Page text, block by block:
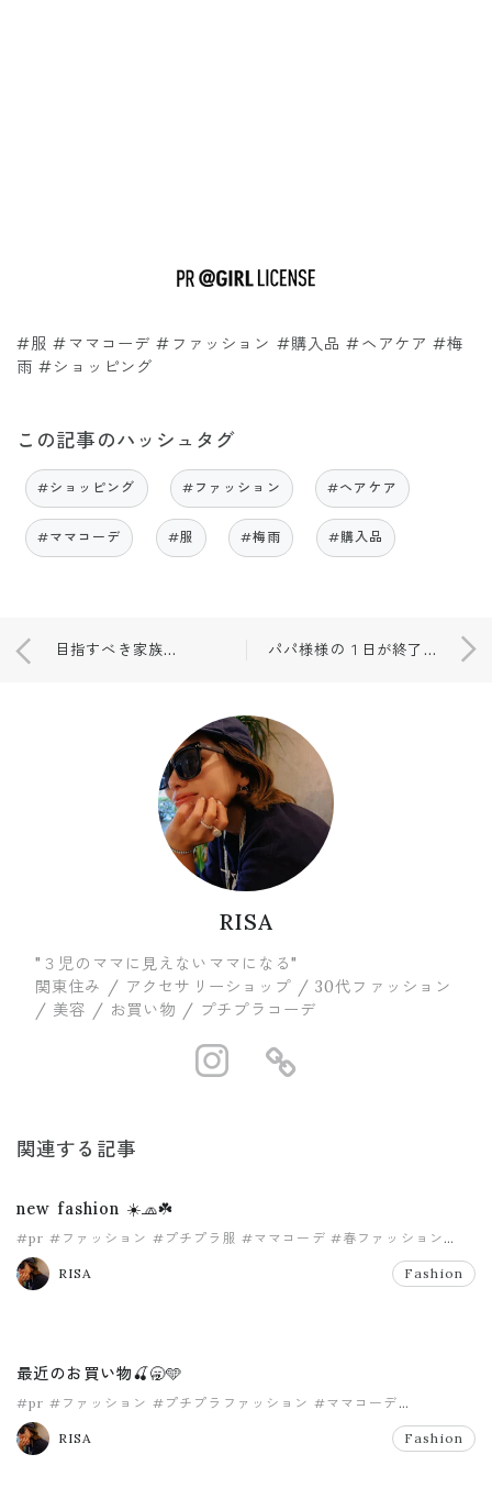
#服 #ママコーデ #ファッション #購入品 #ヘアケア #梅
雨 #ショッピング
この記事のハッシュタグ
#ショッピング #ファッション #ヘアケア
#ママコーデ #服 #梅雨 #購入品
目指すべき家族像☀️🍭 パパ様様の１日が終了👨🏻🫰🏼💗
RISA
"３児のママに見えないママになる"
関東住み / アクセサリーショップ / 30代ファッション
/ 美容 / お買い物 / プチプラコーデ
https://
関連する記事
new fashion ☀️🧢☘️
#pr #ファッション #プチプラ服 #ママコーデ #春ファッション
#購入品
RISA
Fashion
最近のお買い物🍒🥱🩵
#pr #ファッション #プチプラファッション #ママコーデ
#ママファッション
RISA
Fashion